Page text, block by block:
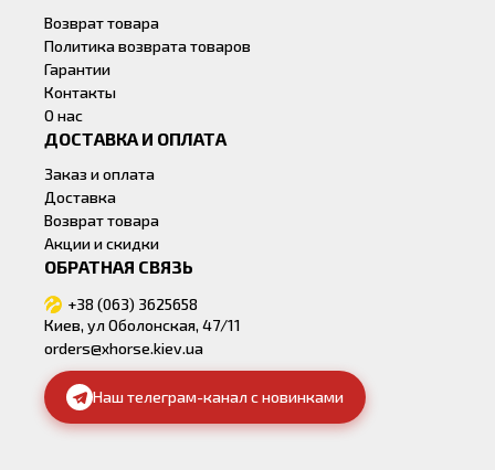
Возврат товара
Политика возврата товаров
Гарантии
Контакты
О нас
ДОСТАВКА И ОПЛАТА
Заказ и оплата
Доставка
Возврат товара
Акции и скидки
ОБРАТНАЯ СВЯЗЬ
+38 (063) 3625658
Киев, ул Оболонская, 47/11
orders@xhorse.kiev.ua
Наш телеграм-канал с новинками